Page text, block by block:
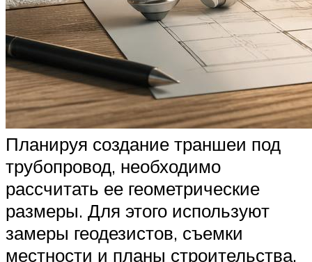
Планируя создание траншеи под
трубопровод, необходимо
рассчитать ее геометрические
размеры. Для этого используют
замеры геодезистов, съемки
местности и планы строительства.